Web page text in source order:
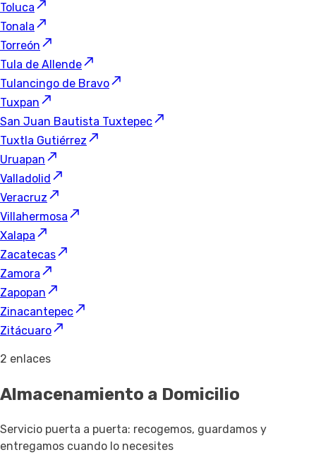
Toluca
Tonala
Torreón
Tula de Allende
Tulancingo de Bravo
Tuxpan
San Juan Bautista Tuxtepec
Tuxtla Gutiérrez
Uruapan
Valladolid
Veracruz
Villahermosa
Xalapa
Zacatecas
Zamora
Zapopan
Zinacantepec
Zitácuaro
2 enlaces
Almacenamiento a Domicilio
Servicio puerta a puerta: recogemos, guardamos y
entregamos cuando lo necesites